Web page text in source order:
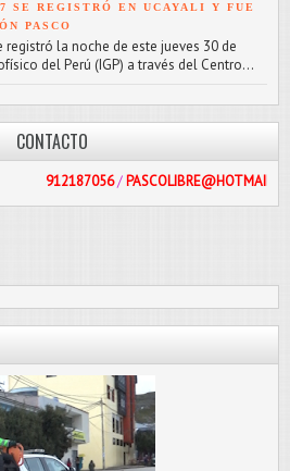
SE REGISTRÓ EN UCAYALI Y FUE
PASCO
registró la noche de este jueves 30 de
del Perú (IGP) a través del Centro...
CONTACTO
/ PASCOLIBRE@HOTMAIL.COM